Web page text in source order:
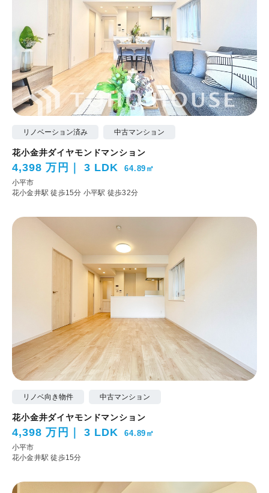
リノベーション済み 中古マンション
花小金井ダイヤモンドマンション
4,398 万円 3 LDK 64.89㎡
小平市
花小金井駅 徒歩15分 小平駅 徒歩32分
リノベ向き物件 中古マンション
花小金井ダイヤモンドマンション
4,398 万円 3 LDK 64.89㎡
小平市
花小金井駅 徒歩15分